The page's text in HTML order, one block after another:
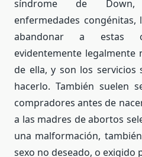
síndrome de Down,
enfermedades congénitas,
abandonar a estas
evidentemente legalmente
de ella, y son los servicios
hacerlo. También suelen
compradores antes de
a las madres de abortos
una malformación,
sexo no deseado, o exigido